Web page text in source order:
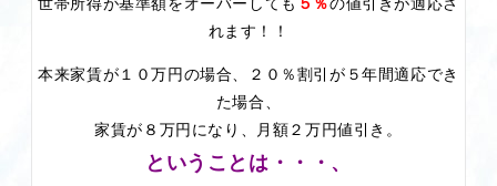
れます！！
本来家賃が１０万円の場合、２０％割引が５年間適応でき
た場合、
家賃が８万円になり、月額２万円値引き。
ということは・・・、